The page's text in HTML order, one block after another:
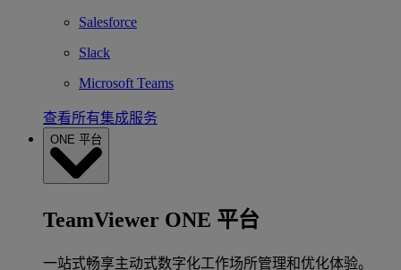
Salesforce
Slack
Microsoft Teams
查看所有集成服务
ONE 平台
TeamViewer ONE 平台
一站式畅享主动式数字化工作场所管理和优化体验。